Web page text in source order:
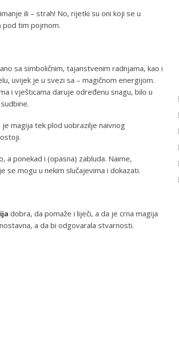
ili – strah! No, rijetki su oni koji se u
pod tim pojmom.
sa simboličnim, tajanstvenim radnjama, kao i
uvijek je u svezi sa – magičnom energijom.
i vješticama daruje određenu snagu, bilo u
magija tek plod uobrazilje naivnog
a ponekad i (opasna) zabluda. Naime,
se mogu u nekim slučajevima i dokazati.
dobra, da pomaže i liječi, a da je crna magija
a da bi odgovarala stvarnosti.